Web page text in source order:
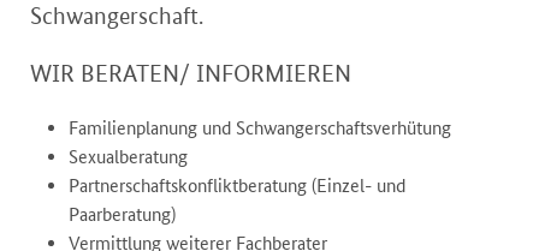
Schwangerschaft.
WIR BERATEN/ INFORMIEREN
Familienplanung und Schwangerschaftsverhütung
Sexualberatung
Partnerschaftskonfliktberatung (Einzel- und
Paarberatung)
Vermittlung weiterer Fachberater